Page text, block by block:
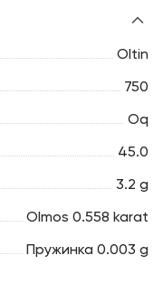
Oltin
750
Oq
45.0
3.2 g
Olmos 0.558 karat
Пружинка 0.003 g